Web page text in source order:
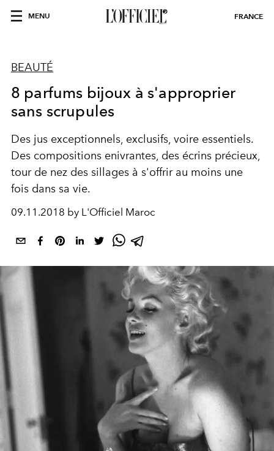
MENU FRANCE
BEAUTÉ
8 parfums bijoux à s'approprier
sans scrupules
Des jus exceptionnels, exclusifs, voire essentiels.
Des compositions enivrantes, des écrins précieux,
tour de nez des sillages à s'offrir au moins une
fois dans sa vie.
09.11.2018 by L'Officiel Maroc